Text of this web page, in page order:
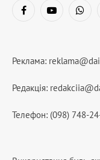
FacebookYouTube
Реклама:
Редакція:
Телефон: (098) 748-